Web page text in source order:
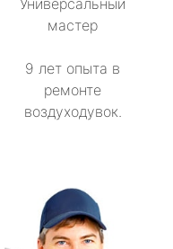
Универсальный
мастер
9 лет опыта в
ремонте
воздуходувок.